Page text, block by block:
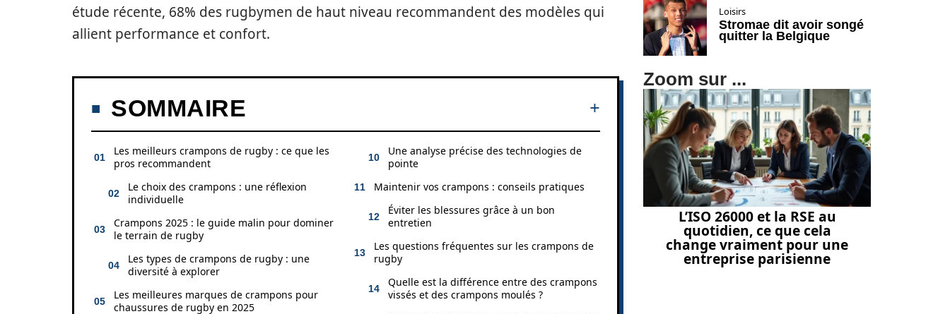
étude récente, 68% des rugbymen de haut niveau recommandent des modèles qui
allient performance et confort.
SOMMAIRE
Les meilleurs crampons de rugby : ce que les
pros recommandent
Le choix des crampons : une réflexion
individuelle
Crampons 2025 : le guide malin pour dominer
le terrain de rugby
Les types de crampons de rugby : une
diversité à explorer
Les meilleures marques de crampons pour
chaussures de rugby en 2025
Une analyse précise des technologies de
pointe
Maintenir vos crampons : conseils pratiques
Éviter les blessures grâce à un bon
entretien
Les questions fréquentes sur les crampons de
rugby
Quelle est la différence entre des crampons
vissés et des crampons moulés ?
Loisirs
Stromae dit avoir songé
quitter la Belgique
Zoom sur ...
L’ISO 26000 et la RSE au
quotidien, ce que cela
change vraiment pour une
entreprise parisienne